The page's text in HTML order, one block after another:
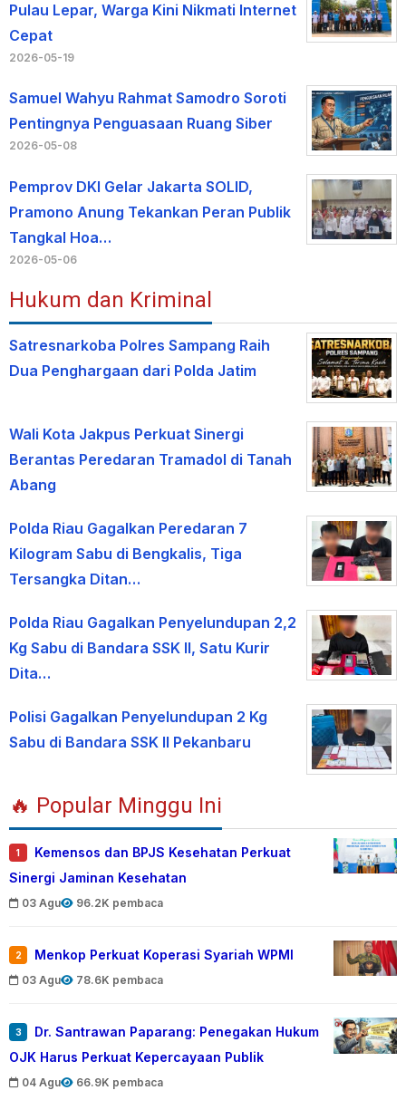
Pulau Lepar, Warga Kini Nikmati Internet
Cepat
2026-05-19
Samuel Wahyu Rahmat Samodro Soroti
Pentingnya Penguasaan Ruang Siber
2026-05-08
Pemprov DKI Gelar Jakarta SOLID,
Pramono Anung Tekankan Peran Publik
Tangkal Hoa…
2026-05-06
Hukum dan Kriminal
Satresnarkoba Polres Sampang Raih
Dua Penghargaan dari Polda Jatim
Wali Kota Jakpus Perkuat Sinergi
Berantas Peredaran Tramadol di Tanah
Abang
Polda Riau Gagalkan Peredaran 7
Kilogram Sabu di Bengkalis, Tiga
Tersangka Ditan…
Polda Riau Gagalkan Penyelundupan 2,2
Kg Sabu di Bandara SSK II, Satu Kurir
Dita…
Polisi Gagalkan Penyelundupan 2 Kg
Sabu di Bandara SSK II Pekanbaru
🔥 Popular Minggu Ini
1
Kemensos dan BPJS Kesehatan Perkuat
Sinergi Jaminan Kesehatan
03 Agu 96.2K pembaca
2 Menkop Perkuat Koperasi Syariah WPMI
03 Agu 78.6K pembaca
3
Dr. Santrawan Paparang: Penegakan Hukum
OJK Harus Perkuat Kepercayaan Publik
04 Agu 66.9K pembaca